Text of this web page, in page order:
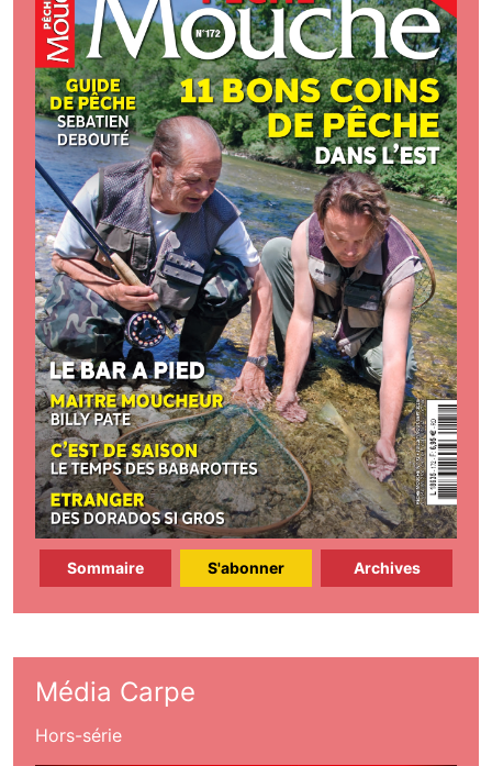
Sommaire S'abonner Archives
Média Carpe
Hors-série